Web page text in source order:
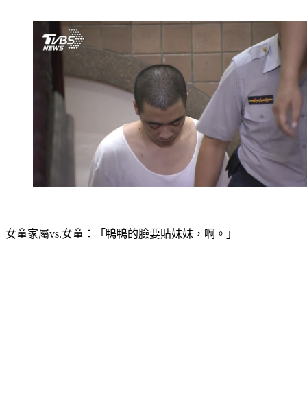
女童家屬vs.女童：「鴨鴨的臉要貼妹妹，啊。」